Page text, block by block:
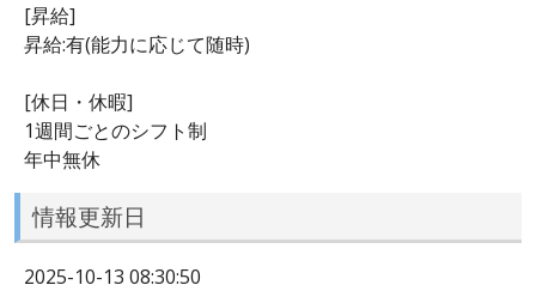
[昇給]
昇給:有(能力に応じて随時)
[休日・休暇]
1週間ごとのシフト制
年中無休
情報更新日
2025-10-13 08:30:50